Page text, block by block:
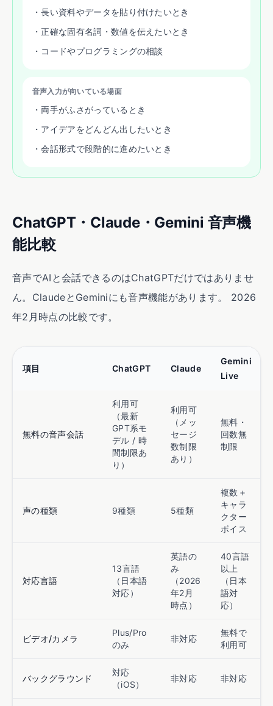
・長い資料やデータを貼り付けたいとき
・正確な固有名詞・数値を伝えたいとき
・コードやプログラミングの相談
音声入力が向いている場面
・両手がふさがっているとき
・アイデアをどんどん出したいとき
・会話形式で段階的に進めたいとき
ChatGPT・Claude・Gemini 音声機
能比較
音声でAIと会話できるのはChatGPTだけではありませ
ん。ClaudeとGeminiにも音声機能があります。 2026
年2月時点の比較です。
項目 ChatGPT Claude
Gemini
Live
無料の音声会話
利用可
（最新
GPT系モ
デル / 時
間制限あ
り）
利用可
（メッ
セージ
数制限
あり）
無料・
回数無
制限
声の種類 9種類 5種類
複数＋
キャラ
クター
ボイス
対応言語
13言語
（日本語
対応）
英語の
み
（2026
年2月
時点）
40言語
以上
（日本
語対
応）
ビデオ/カメラ
Plus/Pro
のみ
非対応
無料で
利用可
バックグラウンド
対応
（iOS）
非対応 非対応